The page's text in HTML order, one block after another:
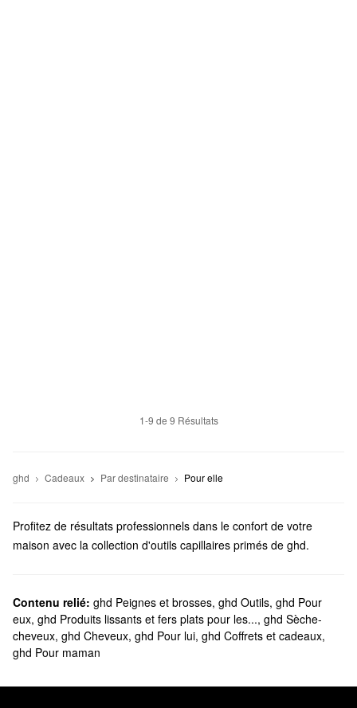
1-9 de 9 Résultats
ghd Cadeaux Par destinataire Pour elle
Profitez de résultats professionnels dans le confort de votre
maison avec la collection d'outils capillaires primés de ghd.
besoins en matière de cheveux.
Sephora offre-t-elle des produits ghd?
Sephora offre de nombreux outils ghd. Parcourez les baguettes à
friser, les brosses chaudes qui augmentent le volume, les sèche-
Contenu relié: ghd Peignes et brosses, ghd Outils, ghd Pour
eux, ghd Produits lissants et fers plats pour les..., ghd Sèche-
cheveux, ghd Cheveux, ghd Pour lui, ghd Coffrets et cadeaux,
ghd Pour maman